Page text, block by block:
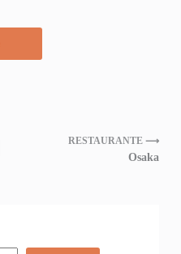
RESTAURANTE ⟶
Osaka